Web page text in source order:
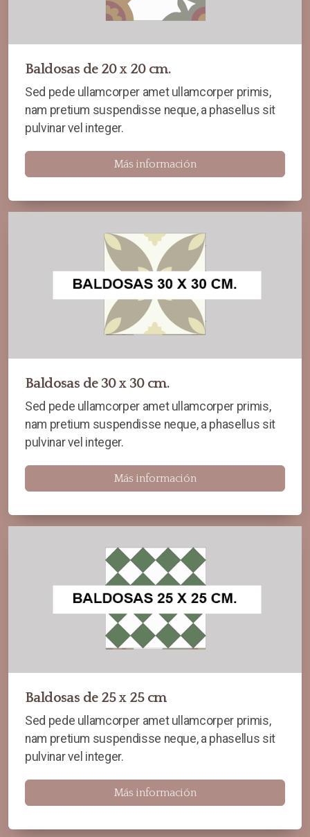
Baldosas de 20 x 20 cm.
Sed pede ullamcorper amet ullamcorper primis,
nam pretium suspendisse neque, a phasellus sit
pulvinar vel integer.
Más información
Baldosas de 30 x 30 cm.
Sed pede ullamcorper amet ullamcorper primis,
nam pretium suspendisse neque, a phasellus sit
pulvinar vel integer.
Más información
Baldosas de 25 x 25 cm
Sed pede ullamcorper amet ullamcorper primis,
nam pretium suspendisse neque, a phasellus sit
pulvinar vel integer.
Más información